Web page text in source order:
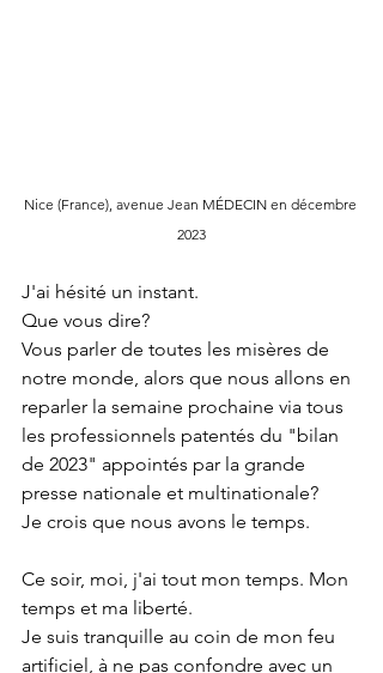
Nice (France), avenue Jean MÉDECIN en décembre
2023
J'ai hésité un instant.
Que vous dire?
Vous parler de toutes les misères de
notre monde, alors que nous allons en
reparler la semaine prochaine via tous
les professionnels patentés du "bilan
de 2023" appointés par la grande
presse nationale et multinationale?
Je crois que nous avons le temps.
Ce soir, moi, j'ai tout mon temps. Mon
temps et ma liberté.
Je suis tranquille au coin de mon feu
artificiel, à ne pas confondre avec un